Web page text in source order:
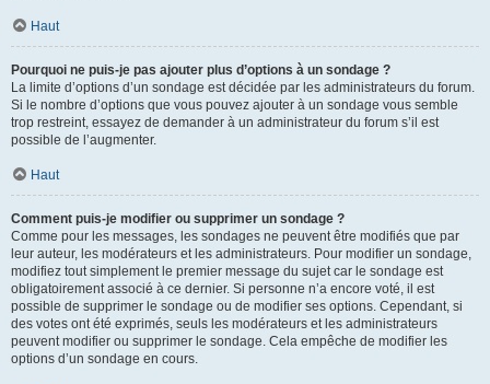
Haut
Pourquoi ne puis-je pas ajouter plus d’options à un sondage ?
La limite d’options d’un sondage est décidée par les administrateurs du forum.
Si le nombre d’options que vous pouvez ajouter à un sondage vous semble
trop restreint, essayez de demander à un administrateur du forum s’il est
possible de l’augmenter.
Haut
Comment puis-je modifier ou supprimer un sondage ?
Comme pour les messages, les sondages ne peuvent être modifiés que par
leur auteur, les modérateurs et les administrateurs. Pour modifier un sondage,
modifiez tout simplement le premier message du sujet car le sondage est
obligatoirement associé à ce dernier. Si personne n’a encore voté, il est
possible de supprimer le sondage ou de modifier ses options. Cependant, si
des votes ont été exprimés, seuls les modérateurs et les administrateurs
peuvent modifier ou supprimer le sondage. Cela empêche de modifier les
options d’un sondage en cours.